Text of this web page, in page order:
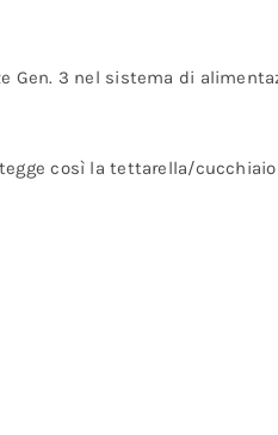
3 nel sistema di
così la tettarella/